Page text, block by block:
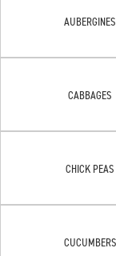
AUBERGINES
CABBAGES
CHICK PEAS
CUCUMBERS